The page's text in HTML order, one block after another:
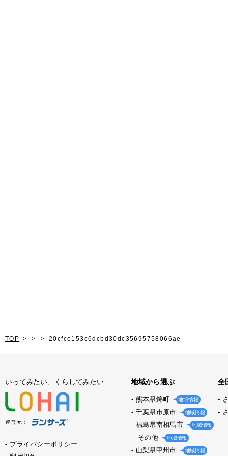
TOP 20cfce153c6dcbd30dc35695758066ae
いってみたい、くらしてみたい
運営元：
プライバシーポリシー
地域から選ぶ
熊本県錦町 地域情報
千葉県市原市 地域情報
福島県南相馬市 地域情報
その他 地域情報
山梨県甲州市 地域情報
全